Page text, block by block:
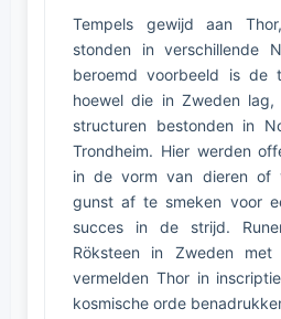
Tempels gewijd aan
stonden in verschillende
beroemd voorbeeld is de
hoewel die in Zweden lag,
structuren bestonden in
Trondheim. Hier werden
in de vorm van dieren of
gunst af te smeken voor
succes in de strijd.
Röksteen in Zweden met
vermelden Thor in
kosmische orde